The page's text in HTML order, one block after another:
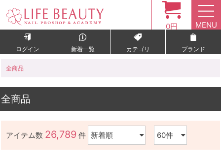
0円 MENU
ログイン 新着一覧 カテゴリ ブランド
全商品
全商品
アイテム数 26,789 件